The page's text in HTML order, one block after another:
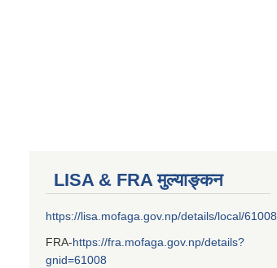
LISA & FRA मुल्याङ्कन
https://lisa.mofaga.gov.np/details/local/61008
FRA-https://fra.mofaga.gov.np/details?
gnid=61008